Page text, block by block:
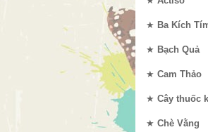
★ Ba Kích
★ Bạch Quả
★ Cam Thảo
★ Cây thuốc
★ Chè Vằng